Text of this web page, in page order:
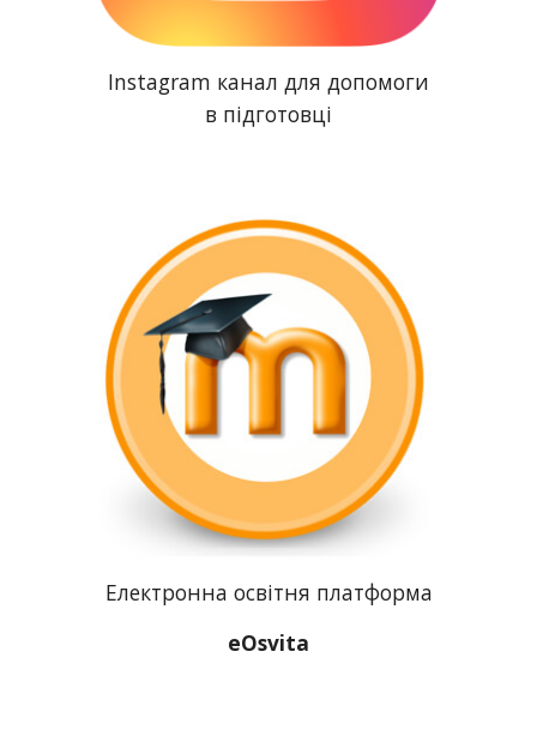
Instagram канал для допомоги
в підготовці
Електронна освітня платформа
eOsvita